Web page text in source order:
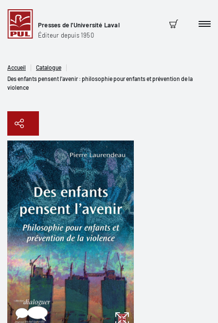
Presses de l'Université Laval
Éditeur depuis 1950
Panier
Accueil
Catalogue
Des enfants pensent l'avenir : philosophie pour enfants et prévention de la
violence
Copier le lien